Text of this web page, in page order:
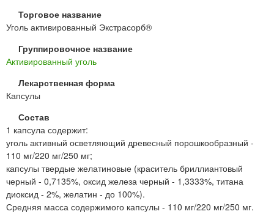
Торговое название
Уголь активированный Экстрасорб®
Группировочное название
Активированный уголь
Лекарственная форма
Капсулы
Состав
1 капсула содержит:
уголь активный осветляющий древесный порошкообразный -
110 мг/220 мг/250 мг;
капсулы твердые желатиновые (краситель бриллиантовый
черный - 0,7135%, оксид железа черный - 1,3333%, титана
диоксид - 2%, желатин - до 100%).
Средняя масса содержимого капсулы - 110 мг/220 мг/250 мг.